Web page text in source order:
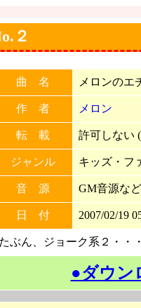
２
曲 名 メロンのエ
作 者 メロン
転 載 許可しない
ジャンル キッズ・フ
音 源 GM音源など
日 付 2007/02/19
たぶん、ジョーク系２・・
●ダウン